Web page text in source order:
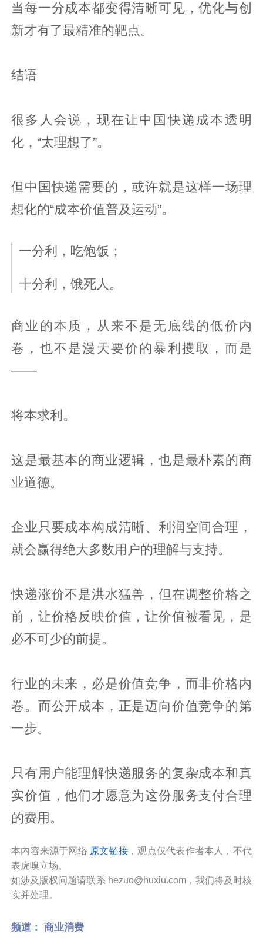
当每一分成本都变得清晰可见，优化与创
新才有了最精准的靶点。
结语
很多人会说，现在让中国快递成本透明
化，“太理想了”。
但中国快递需要的，或许就是这样一场理
想化的“成本价值普及运动”。
一分利，吃饱饭；
十分利，饿死人。
商业的本质，从来不是无底线的低价内
卷，也不是漫天要价的暴利攫取，而是
——
将本求利。
这是最基本的商业逻辑，也是最朴素的商
业道德。
企业只要成本构成清晰、利润空间合理，
就会赢得绝大多数用户的理解与支持。
快递涨价不是洪水猛兽，但在调整价格之
前，让价格反映价值，让价值被看见，是
必不可少的前提。
行业的未来，必是价值竞争，而非价格内
卷。而公开成本，正是迈向价值竞争的第
一步。
只有用户能理解快递服务的复杂成本和真
实价值，他们才愿意为这份服务支付合理
的费用。
本内容来源于网络 原文链接 ，观点仅代表作者本人，不代
表虎嗅立场。
如涉及版权问题请联系 hezuo@huxiu.com，我们将及时核
实并处理。
频道： 商业消费